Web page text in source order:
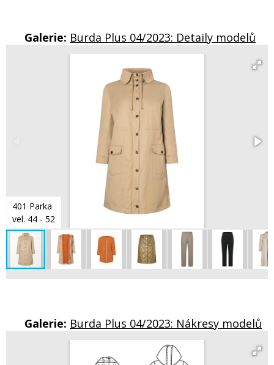
Galerie: Burda Plus 04/2023: Detaily modelů
401 Parka
vel. 44 - 52
Galerie: Burda Plus 04/2023: Nákresy modelů